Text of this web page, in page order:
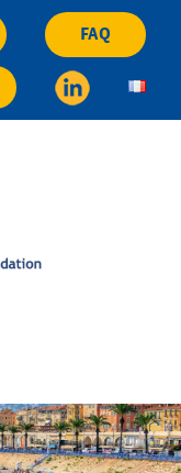
FAQ